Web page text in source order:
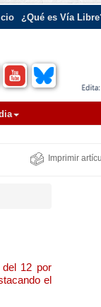
¿Qué es Vía
Imprimir
12 por
el